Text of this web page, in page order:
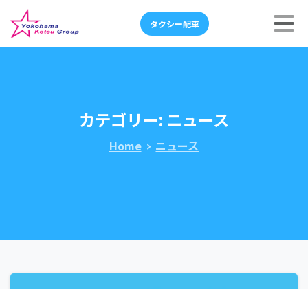
タクシー配車
カテゴリー: ニュース
Home ニュース